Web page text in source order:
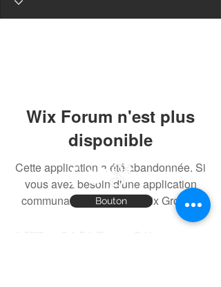
Wix Forum n'est plus
disponible
Cette application a été abandonnée. Si
vous avez besoin d'une application
communautaire, utilisez Wix Groups.
Bouton